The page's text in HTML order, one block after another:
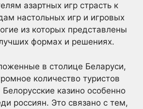
азартных игр страсть к
настольных игр и игровых
из которых представлены
формах и решениях.
в столице Беларуси,
количество туристов
казино особенно
россиян. Это связано с тем,